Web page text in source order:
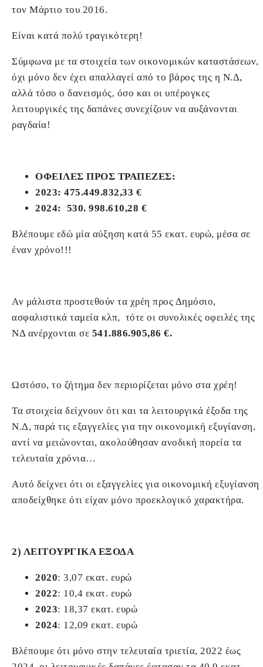
τον Μάρτιο του 2016.
Είναι κατά πολύ τραγικότερη!
Σύμφωνα με τα στοιχεία των οικονομικών καταστάσεων,
όχι μόνο δεν έχει απαλλαγεί από το βάρος της η Ν.Δ,
αλλά τόσο ο δανεισμός, όσο και οι υπέρογκες
λειτουργικές της δαπάνες συνεχίζουν να αυξάνονται
ραγδαία!
ΟΦΕΙΛΕΣ ΠΡΟΣ ΤΡΑΠΕΖΕΣ:
2023: 475.449.832,33 €
2024: 530. 998.610,28 €
Βλέπουμε εδώ μία αύξηση κατά 55 εκατ. ευρώ, μέσα σε
έναν χρόνο!!!
Αν μάλιστα προστεθούν τα χρέη προς Δημόσιο,
ασφαλιστικά ταμεία κλπ, τότε οι συνολικές οφειλές της
ΝΔ ανέρχονται σε 541.886.905,86 €.
Ωστόσο, το ζήτημα δεν περιορίζεται μόνο στα χρέη!
Τα στοιχεία δείχνουν ότι και τα λειτουργικά έξοδα της
Ν.Δ, παρά τις εξαγγελίες για την οικονομική εξυγίανση,
αντί να μειώνονται, ακολούθησαν ανοδική πορεία τα
τελευταία χρόνια…
Αυτό δείχνει ότι οι εξαγγελίες για οικονομική εξυγίανση,
αποδείχθηκε ότι είχαν μόνο προεκλογικό χαρακτήρα.
2) ΛΕΙΤΟΥΡΓΙΚΑ ΕΞΟΔΑ
2020: 3,07 εκατ. ευρώ
2022: 10,4 εκατ. ευρώ
2023: 18,37 εκατ. ευρώ
2024: 12,09 εκατ. ευρώ
Βλέπουμε ότι μόνο στην τελευταία τριετία, 2022 έως